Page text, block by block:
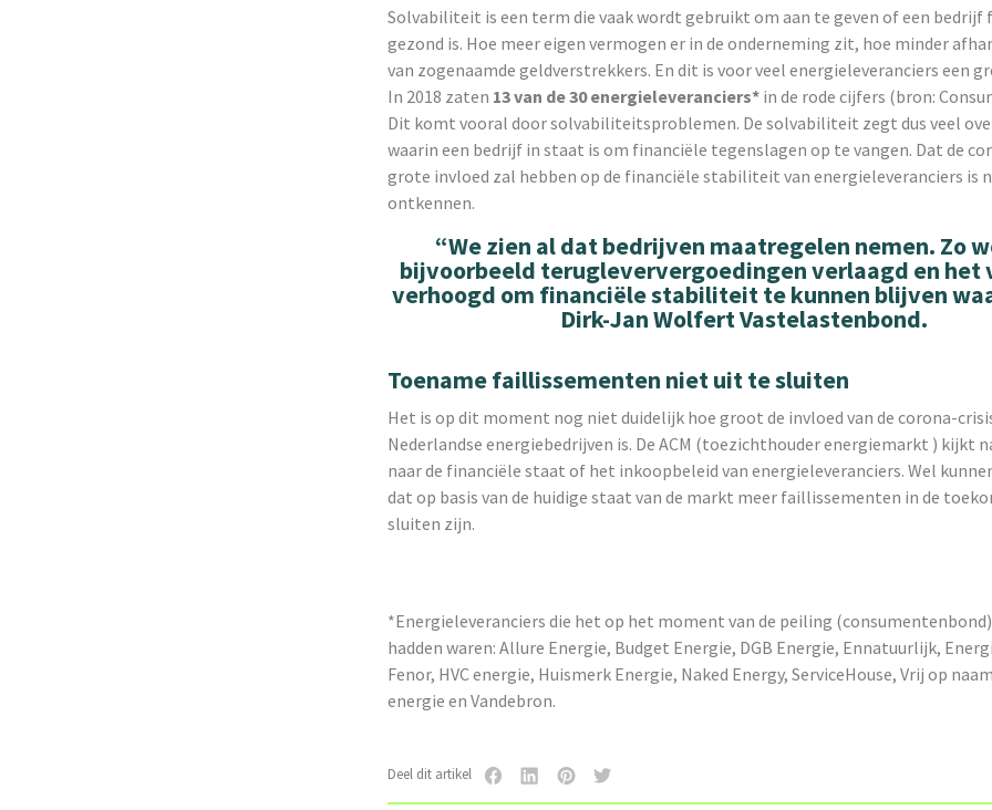
Solvabiliteit is een term die vaak wordt gebruikt om aan te geven of een bedrijf
gezond is. Hoe meer eigen vermogen er in de onderneming zit, hoe minder
van zogenaamde geldverstrekkers. En dit is voor veel energieleveranciers een
In 2018 zaten 13 van de 30 energieleveranciers* in de rode cijfers (bron:
Dit komt vooral door solvabiliteitsproblemen. De solvabiliteit zegt dus veel
waarin een bedrijf in staat is om financiële tegenslagen op te vangen. Dat de
grote invloed zal hebben op de financiële stabiliteit van energieleveranciers is
ontkennen.
“We zien al dat bedrijven maatregelen nemen. Zo
bijvoorbeeld terugleververgoedingen verlaagd en het
verhoogd om financiële stabiliteit te kunnen blijven
Dirk-Jan Wolfert Vastelastenbond.
Toename faillissementen niet uit te sluiten
Het is op dit moment nog niet duidelijk hoe groot de invloed van de corona-
Nederlandse energiebedrijven is. De ACM (toezichthouder energiemarkt ) kijkt
naar de financiële staat of het inkoopbeleid van energieleveranciers. Wel
dat op basis van de huidige staat van de markt meer faillissementen in de
sluiten zijn.
*Energieleveranciers die het op het moment van de peiling
hadden waren: Allure Energie, Budget Energie, DGB Energie, Ennatuurlijk,
Fenor, HVC energie, Huismerk Energie, Naked Energy, ServiceHouse, Vrij op
energie en Vandebron.
Deel dit artikel